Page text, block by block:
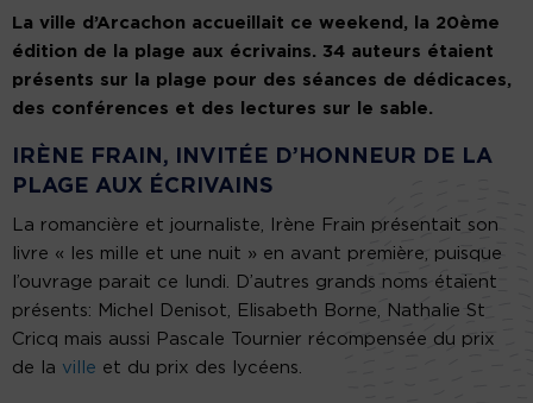
La ville d’Arcachon accueillait ce weekend, la 20ème
édition de la plage aux écrivains. 34 auteurs étaient
présents sur la plage pour des séances de dédicaces,
des conférences et des lectures sur le sable.
IRÈNE FRAIN, INVITÉE D’HONNEUR DE LA
PLAGE AUX ÉCRIVAINS
La romancière et journaliste, Irène Frain présentait son
livre « les mille et une nuit » en avant première, puisque
l’ouvrage parait ce lundi. D’autres grands noms étaient
présents: Michel Denisot, Elisabeth Borne, Nathalie St
Cricq mais aussi Pascale Tournier récompensée du prix
de la ville et du prix des lycéens.